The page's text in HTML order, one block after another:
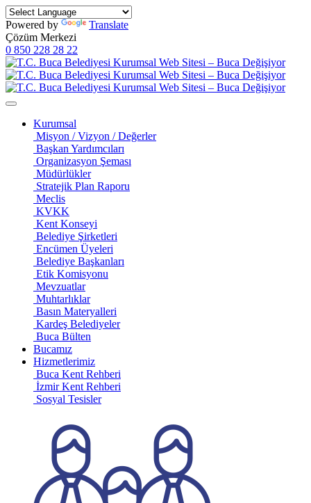
Powered by
Translate
Çözüm Merkezi
0 850 228 28 22
Kurumsal
Misyon / Vizyon / Değerler
Başkan Yardımcıları
Organizasyon Şeması
Müdürlükler
Stratejik Plan Raporu
Meclis
KVKK
Kent Konseyi
Belediye Şirketleri
Encümen Üyeleri
Belediye Başkanları
Etik Komisyonu
Mevzuatlar
Muhtarlıklar
Basın Materyalleri
Kardeş Belediyeler
Buca Bülten
Bucamız
Hizmetlerimiz
Buca Kent Rehberi
İzmir Kent Rehberi
Sosyal Tesisler